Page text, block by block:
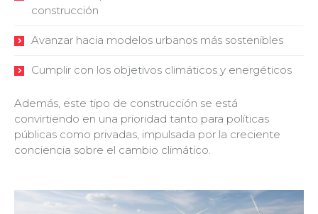
construcción
Avanzar hacia modelos urbanos más sostenibles
Cumplir con los objetivos climáticos y energéticos
Además, este tipo de construcción se está
convirtiendo en una prioridad tanto para políticas
públicas como privadas, impulsada por la creciente
conciencia sobre el cambio climático.